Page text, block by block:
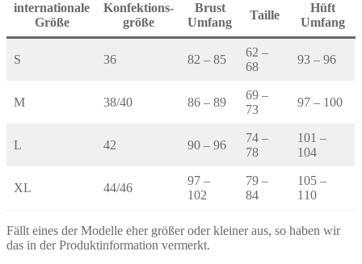
internationale
Größe
Konfektions-
größe
Brust
Umfang
Taille
Hüft
Umfang
S 36 82 – 85
62 –
68
93 – 96
M 38/40 86 – 89
69 –
73
97 – 100
L 42 90 – 96
74 –
78
101 –
104
XL 44/46
97 –
102
79 –
84
105 –
110
Fällt eines der Modelle eher größer oder kleiner aus, so haben wir
das in der Produktinformation vermerkt.